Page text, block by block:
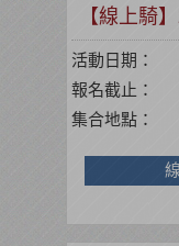
【線上騎
行
活動日期：
報名截止：
集合地點：